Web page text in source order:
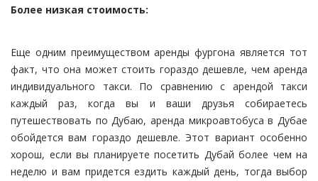
Более низкая стоимость:
Еще одним преимуществом аренды фургона является тот
факт, что она может стоить гораздо дешевле, чем аренда
индивидуального такси. По сравнению с арендой такси
каждый раз, когда вы и ваши друзья собираетесь
путешествовать по Дубаю, аренда микроавтобуса в Дубае
обойдется вам гораздо дешевле. Этот вариант особенно
хорош, если вы планируете посетить Дубай более чем на
неделю и вам придется ездить каждый день, тогда выбор